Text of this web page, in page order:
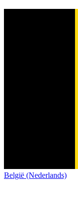
België (Nederlands)